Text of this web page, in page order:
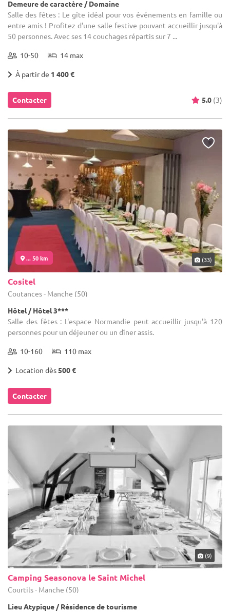
Demeure de caractère / Domaine
Salle des fêtes : Le gîte idéal pour vos événements en famille ou
entre amis ! Profitez d'une salle festive pouvant accueillir jusqu'à
50 personnes. Avec ses 14 couchages répartis sur 7 ...
10-50 14 max
À partir de 1 400 €
Contacter 5.0 (3)
... 50 km (33)
Cositel
Coutances - Manche (50)
Hôtel / Hôtel 3***
Salle des fêtes : L'espace Normandie peut accueillir jusqu'à 120
personnes pour un déjeuner ou un dîner assis.
10-160 110 max
Location dès 500 €
Contacter
(9)
Camping Seasonova le Saint Michel
Courtils - Manche (50)
Lieu Atypique / Résidence de tourisme